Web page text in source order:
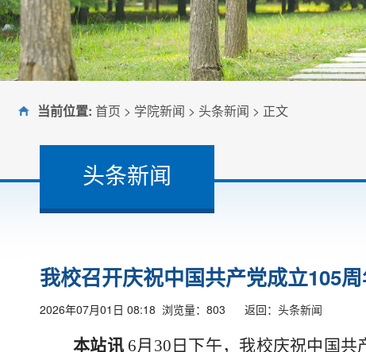
当前位置: 首页 > 学院新闻 > 头条新闻 > 正文
头条新闻
我校召开庆祝中国共产党成立105
2026年07月01日 08:18 浏览量： 803 返回： 头条新闻
本站讯6月30日下午，我校庆祝中国共